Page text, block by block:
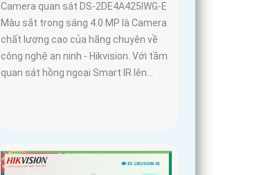
Camera quan sát DS-2DE4A425IWG-E
Màu sắt trong sáng 4.0 MP là Camera
chất lượng cao của hãng chuyên về
công nghệ an ninh - Hikvision. Với tầm
quan sát hồng ngoại Smart IR lên...